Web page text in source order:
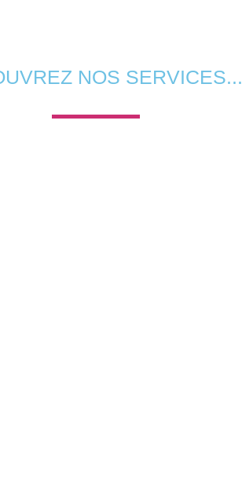
NOS SERVICES...